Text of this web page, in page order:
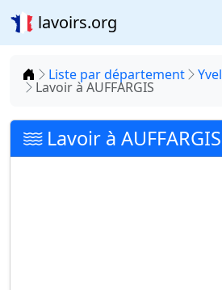
lavoirs.org
Accueil
Liste par département
Lavoir à AUFFARGIS
Lavoir à AUFFARGIS